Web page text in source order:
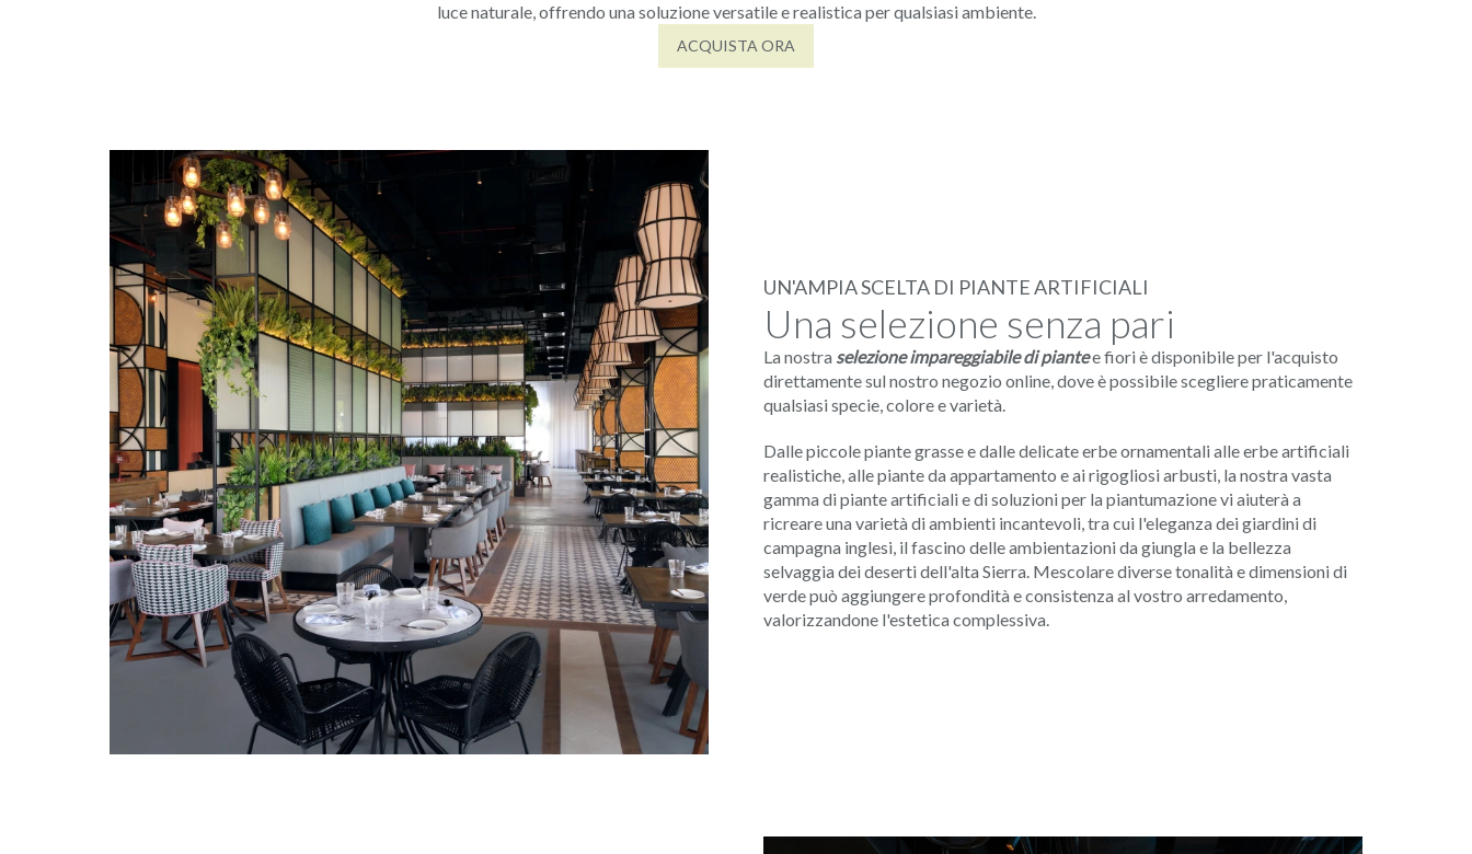
luce naturale, offrendo una soluzione versatile e realistica per qualsiasi ambiente.
ACQUISTA ORA
UN'AMPIA SCELTA DI PIANTE ARTIFICIALI
Una selezione senza pari
La nostra selezione impareggiabile di piantee fiori è disponibile per l'acquisto
direttamente sul nostro negozio online, dove è possibile scegliere praticamente
qualsiasi specie, colore e varietà.
Dalle piccole piante grasse e dalle delicate erbe ornamentali alle erbe artificiali
realistiche, alle piante da appartamento e ai rigogliosi arbusti, la nostra vasta
gamma di piante artificiali e di soluzioni per la piantumazione vi aiuterà a
ricreare una varietà di ambienti incantevoli, tra cui l'eleganza dei giardini di
campagna inglesi, il fascino delle ambientazioni da giungla e la bellezza
selvaggia dei deserti dell'alta Sierra. Mescolare diverse tonalità e dimensioni di
verde può aggiungere profondità e consistenza al vostro arredamento,
valorizzandone l'estetica complessiva.